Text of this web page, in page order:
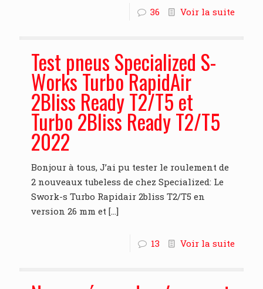
36 Voir la suite
Test pneus Specialized S-
Works Turbo RapidAir
2Bliss Ready T2/T5 et
Turbo 2Bliss Ready T2/T5
2022
Bonjour à tous, J’ai pu tester le roulement de
2 nouveaux tubeless de chez Specialized: Le
Swork-s Turbo Rapidair 2bliss T2/T5 en
version 26 mm et […]
13 Voir la suite